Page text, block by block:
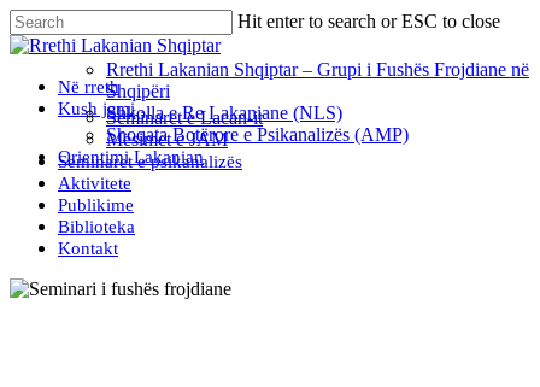
Skip
to
content
Hit enter to search or ESC to close
Close
Menu
Në rreth
Kush jemi
Rrethi Lakanian Shqiptar – Grupi i Fushës Frojdiane në
Shqipëri
Shkolla e Re Lakaniane (NLS)
Shoqata Botërore e Psikanalizës (AMP)
Orientimi Lakanian
Seminaret e Lacan-it
Mësimet e JAM
Seminaret e psikanalizës
Aktivitete
Publikime
Biblioteka
Kontakt